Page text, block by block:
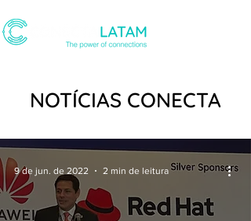
NOTÍCIAS CONECTA
9 de jun. de 2022 2 min de leitura